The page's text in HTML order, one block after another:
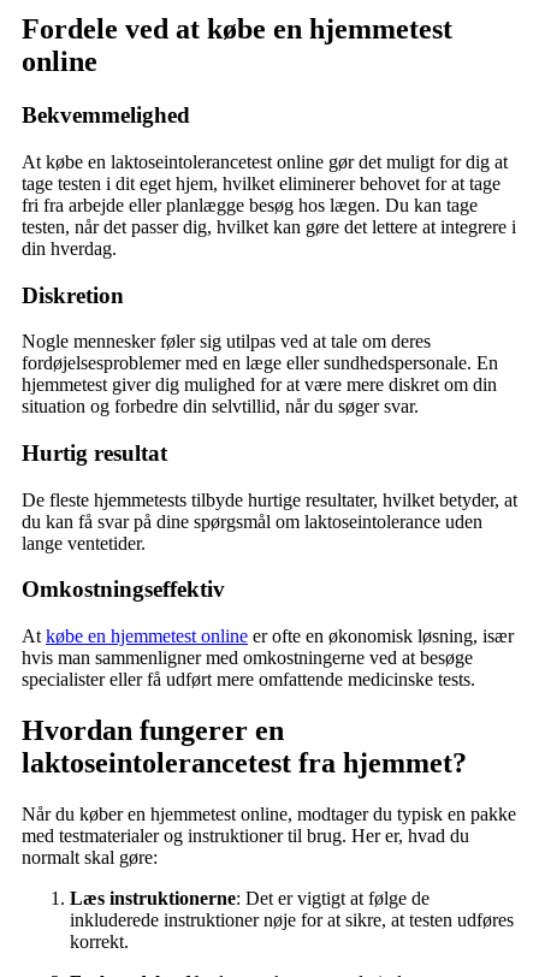
Fordele ved at købe en hjemmetest
online
Bekvemmelighed
At købe en laktoseintolerancetest online gør det muligt for dig at
tage testen i dit eget hjem, hvilket eliminerer behovet for at tage
fri fra arbejde eller planlægge besøg hos lægen. Du kan tage
testen, når det passer dig, hvilket kan gøre det lettere at integrere i
din hverdag.
Diskretion
Nogle mennesker føler sig utilpas ved at tale om deres
fordøjelsesproblemer med en læge eller sundhedspersonale. En
hjemmetest giver dig mulighed for at være mere diskret om din
situation og forbedre din selvtillid, når du søger svar.
Hurtig resultat
De fleste hjemmetests tilbyde hurtige resultater, hvilket betyder, at
du kan få svar på dine spørgsmål om laktoseintolerance uden
lange ventetider.
Omkostningseffektiv
At købe en hjemmetest online er ofte en økonomisk løsning, især
hvis man sammenligner med omkostningerne ved at besøge
specialister eller få udført mere omfattende medicinske tests.
Hvordan fungerer en
laktoseintolerancetest fra hjemmet?
Når du køber en hjemmetest online, modtager du typisk en pakke
med testmaterialer og instruktioner til brug. Her er, hvad du
normalt skal gøre:
Læs instruktionerne: Det er vigtigt at følge de
inkluderede instruktioner nøje for at sikre, at testen udføres
korrekt.